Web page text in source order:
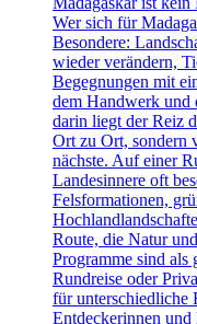
Wer sich für
Besondere:
wieder verändern,
Begegnungen mit
dem Handwerk und
darin liegt der Reiz
Ort zu Ort, sondern
nächste. Auf einer
Landesinnere oft
Felsformationen,
Route, die Natur
Programme sind
Rundreise oder
für unterschiedliche
Entdeckerinnen und